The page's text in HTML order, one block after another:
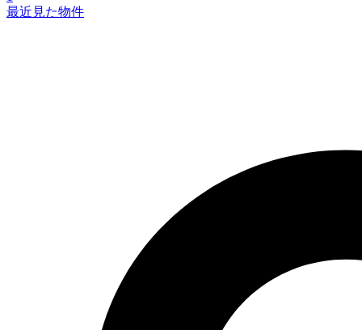
最近見た物件